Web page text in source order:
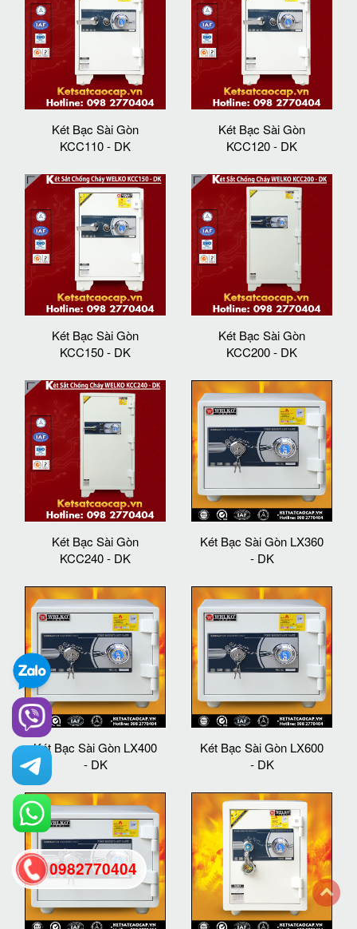
Két Bạc Sài Gòn
KCC110 - DK
Két Bạc Sài Gòn
KCC120 - DK
Két Bạc Sài Gòn
KCC150 - DK
Két Bạc Sài Gòn
KCC200 - DK
Két Bạc Sài Gòn
KCC240 - DK
Két Bạc Sài Gòn LX360
- DK
Két Bạc Sài Gòn LX400
- DK
Két Bạc Sài Gòn LX600
- DK
0982770404
back